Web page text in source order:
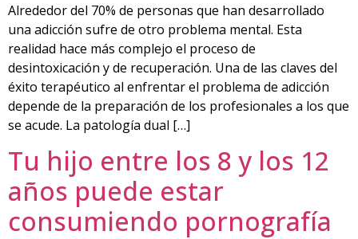
Alrededor del 70% de personas que han desarrollado
una adicción sufre de otro problema mental. Esta
realidad hace más complejo el proceso de
desintoxicación y de recuperación. Una de las claves del
éxito terapéutico al enfrentar el problema de adicción
depende de la preparación de los profesionales a los que
se acude. La patología dual […]
Tu hijo entre los 8 y los 12
años puede estar
consumiendo pornografía